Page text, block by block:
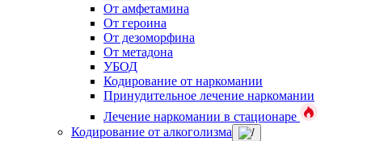
От амфетамина
От героина
От дезоморфина
От метадона
УБОД
Кодирование от наркомании
Принудительное лечение наркомании
Лечение наркомании в стационаре
Кодирование от алкоголизма